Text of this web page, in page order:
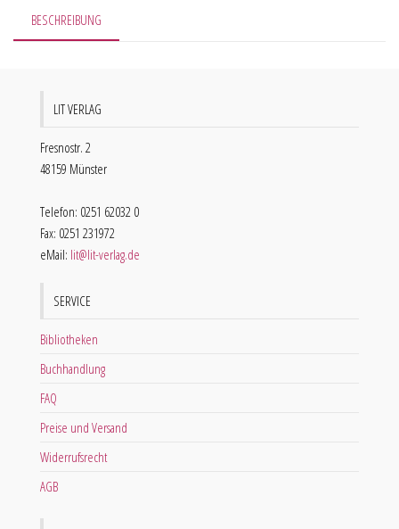
BESCHREIBUNG
LIT VERLAG
Fresnostr. 2
48159 Münster
Telefon: 0251 62032 0
Fax: 0251 231972
eMail: lit@lit-verlag.de
SERVICE
Bibliotheken
Buchhandlung
FAQ
Preise und Versand
Widerrufsrecht
AGB